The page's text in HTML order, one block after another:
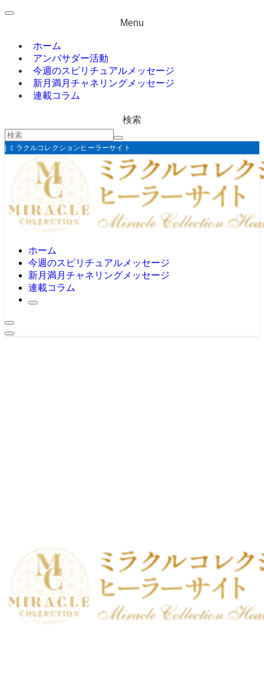
Menu
ホーム
アンバサダー活動
今週のスピリチュアルメッセージ
新月満月チャネリングメッセージ
連載コラム
検索
| ミラクルコレクションヒーラーサイト
ホーム
今週のスピリチュアルメッセージ
新月満月チャネリングメッセージ
連載コラム